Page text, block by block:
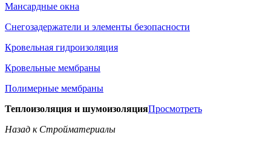
Мансардные окна
Снегозадержатели и элементы безопасности
Кровельная гидроизоляция
Кровельные мембраны
Полимерные мембраны
Теплоизоляция и шумоизоляцияПросмотреть
Назад к Стройматериалы